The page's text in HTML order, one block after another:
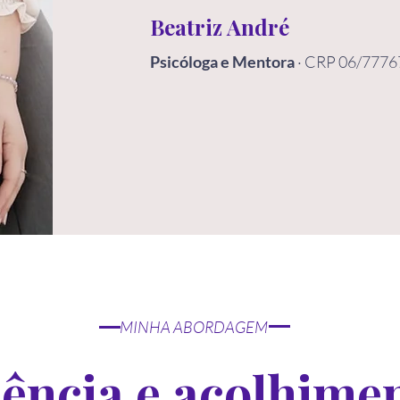
Beatriz André
Psicóloga e Mentora· CRP 06/
MINHA ABORDAGEM